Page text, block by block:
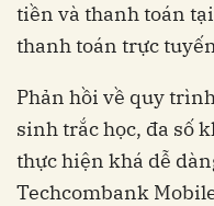
tiền và thanh toán
thanh toán trực
Phản hồi về quy
sinh trắc học, đa số
thực hiện khá dễ
Techcombank